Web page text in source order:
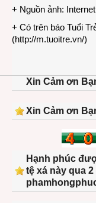
+ Nguồn ảnh:
+ Có trên báo Tuổi
(http://m.tuoitre.vn/)
Xin Cảm ơn
Xin Cảm ơn
Hạnh phúc
tệ xá này qua